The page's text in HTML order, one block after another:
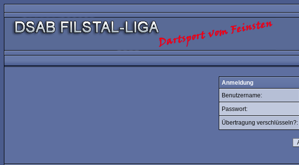
Anmeldung
Benutzername:
Passwort:
Übertragung verschlüsseln?: